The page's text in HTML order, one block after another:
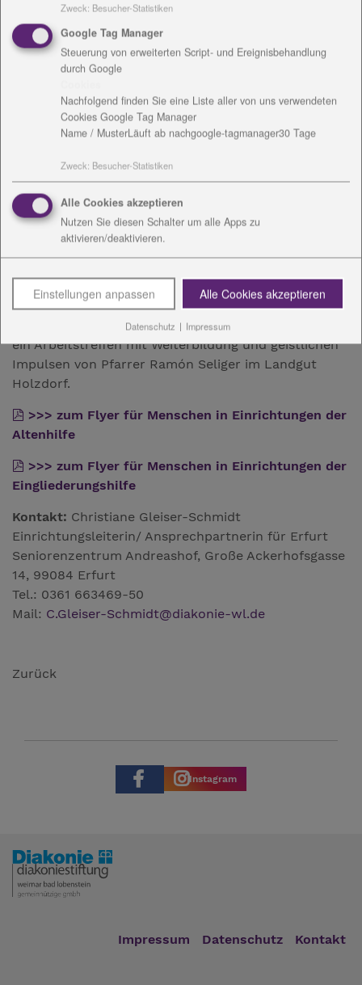
In den Seniorenheimen und in den Wohnstätten für
eine gesundheitliche Versorgungsplanung für die
letzte Lebensphase an. Geschulte Mitarbeiterinnen
Versorgung und Betreuung in der letzten
Sterbebegleitung auf.
Dieses individuelle, auf jeden persönlich
zugeschnittene Beratungsangebot unterstützt dabei,
letzte Lebensphase entscheiden zu können.
Die Mitarbeiterinnen arbeiten selbstständig, sind für
verschiedene Einrichtungen zuständig. Nun gab es
ein Arbeitstreffen mit Weiterbildung und geistlichen
Impulsen von Pfarrer Ramón Seliger im Landgut
Holzdorf.
>>> zum Flyer für Menschen in Einrichtungen der
Altenhilfe
>>> zum Flyer für Menschen in Einrichtungen der
Eingliederungshilfe
Kontakt: Christiane Gleiser-Schmidt
Einrichtungsleiterin/ Ansprechpartnerin für Erfurt
Seniorenzentrum Andreashof, Große Ackerhofsgasse
14, 99084 Erfurt
Tel.: 0361 663469-50
Mail: C.Gleiser-Schmidt@diakonie-wl.de
Zurück
Instagram
Impressum Datenschutz Kontakt
Zweck: Besucher-Statistiken
Google Tag Manager
Steuerung von erweiterten Script- und Ereignisbehandlung
durch Google
Nachfolgend finden Sie eine Liste aller von uns verwendeten
Cookies Google Tag Manager
Name / MusterLäuft ab nachgoogle-tagmanager30 Tage
Zweck: Besucher-Statistiken
Alle Cookies akzeptieren
Nutzen Sie diesen Schalter um alle Apps zu
aktivieren/deaktivieren.
Einstellungen anpassen Alle Cookies akzeptieren
Datenschutz | Impressum